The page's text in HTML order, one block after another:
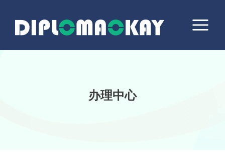
Menu
办理中心